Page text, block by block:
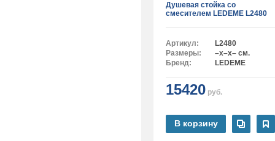
Душевая стойка со
смесителем LEDEME L2480
Артикул:
L2480
Размеры:
–x–x– см.
Бренд:
LEDEME
15420 руб.
В корзину